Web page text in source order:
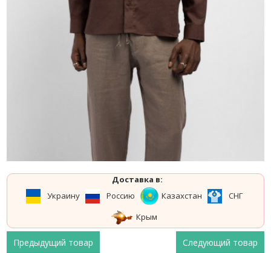
Доставка в:
Украину
Россию Казахстан
СНГ
Крым
Предыдущий товар
Следующий товар